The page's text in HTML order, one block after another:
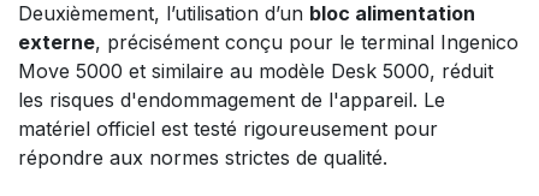
Deuxièmement, l’utilisation d’un bloc alimentation
externe, précisément conçu pour le terminal Ingenico
Move 5000 et similaire au modèle Desk 5000, réduit
les risques d'endommagement de l'appareil. Le
matériel officiel est testé rigoureusement pour
répondre aux normes strictes de qualité.